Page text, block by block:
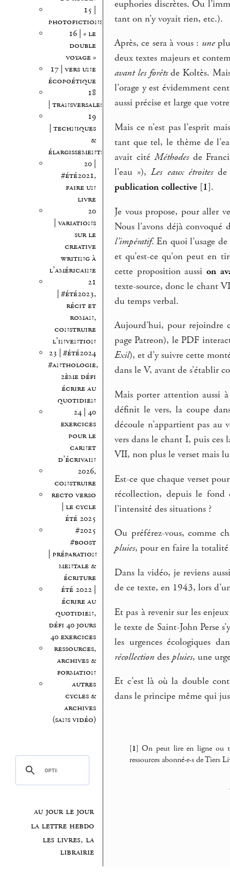
15 |
photofictions
16 | « le
double
voyage »
17 | vers une
écopoétique
18
| transversales
19
| techniques
&
élargissements
20 |
#été2021,
faire un
livre
20
| variations
sur le
creative
writing à
l’américaine
21
| #été2023,
récit et
roman,
construire
l’invention
23 | #été2024
#anthologie,
2ème défi
écrire au
quotidien
24 | 40
exercices
pour le
carnet
d’écrivain
2026,
construire
recto verso
| le cycle
été 2025
#2025
#boost
| préparation
mentale &
écriture
été 2022 |
écrire au
quotidien,
défi 40 jours
40 exercices
ressources,
archives &
formation
autres
cycles &
archives
(sans vidéo)
au jour le jour
la lettre hebdo
les livres, la
librairie
euphories discrètes. Ou
tant on n’y voyait rien, etc.).
Après, ce sera à vous : une
deux textes majeurs et
avant les forêtsde Koltès.
l’orage y est évidemment
aussi précise et large que
Mais ce n’est pas l’esprit
tant que tel, le thème de
avait citéMéthodesde
l’eau »),Les eaux étroitesde
publication collective [1].
Je vous propose, pour aller
Nous l’avons déjà
l’impératif. En quoi l’usage
et qu’est-ce qu’on peut en
cette proposition aussi on
texte-source, donc le chant
du temps verbal.
Aujourd’hui, pour rejoindre
page Patreon), le PDF
Exil), et d’y suivre cette
dans le V, avant de s’établir
Mais porter attention aussi
définit le vers, la coupe
découle n’appartient pas
vers dans le chant I, puis ces
VII, non plus le verset mais
Est-ce que chaque verset
récollection, depuis le fond
l’intensité des situations ?
Ou préférez-vous, comme
pluies, pour en faire la totalité
Dans la vidéo, je reviens
de ce texte, en 1943, lors
Et pas à revenir sur les
le texte de Saint-John Perse
les urgences écologiques
récollection despluies, une
Et c’est là où la double
dans le principe même qui
[1]On peut lire en ligne ou
ressources abonné·e·s de Tiers